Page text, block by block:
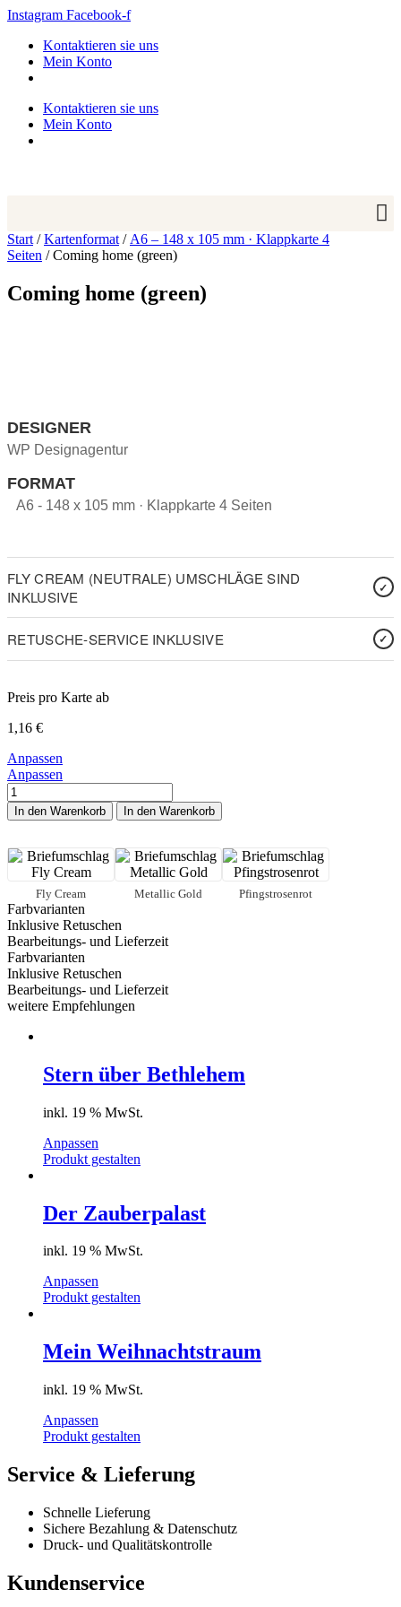
Zum
springen
Instagram Facebook-f
Kontaktieren sie uns
Mein Konto
Kontaktieren sie uns
Mein Konto
Start /Kartenformat / A6 – 148 x 105 mm · Klappkarte 4
Seiten / Coming home (green)
Coming home (green)
DESIGNER
WP Designagentur
FORMAT
A6 - 148 x 105 mm · Klappkarte 4 Seiten
FLY CREAM (NEUTRALE) UMSCHLÄGE SIND
INKLUSIVE
RETUSCHE-SERVICE INKLUSIVE
Preis pro Karte ab
1,16 €
Anpassen
Anpassen
Coming
home
(green)
In den Warenkorb In den Warenkorb
Fly Cream Metallic Gold Pfingstrosenrot
Farbvarianten
Inklusive Retuschen
Bearbeitungs- und Lieferzeit
Farbvarianten
Inklusive Retuschen
Bearbeitungs- und Lieferzeit
weitere Empfehlungen
Stern über Bethlehem
inkl. 19 % MwSt.
Anpassen
Produkt gestalten
Der Zauberpalast
inkl. 19 % MwSt.
Anpassen
Produkt gestalten
Mein Weihnachtstraum
inkl. 19 % MwSt.
Anpassen
Produkt gestalten
Service & Lieferung
Schnelle Lieferung
Sichere Bezahlung & Datenschutz
Druck- und Qualitätskontrolle
Kundenservice